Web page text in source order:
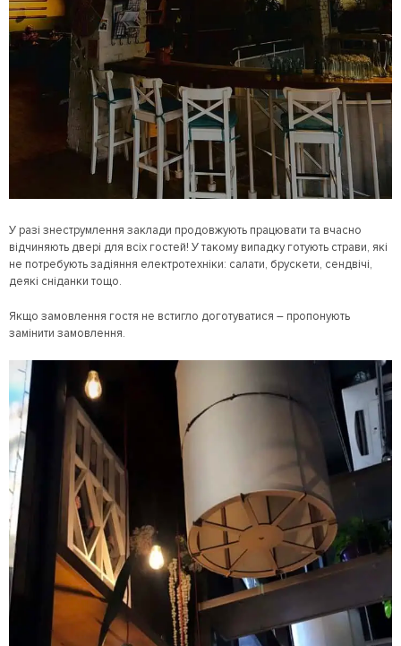
У разі знеструмлення заклади продовжують працювати та вчасно
відчиняють двері для всіх гостей! У такому випадку готують страви, які
не потребують задіяння електротехніки: салати, брускети, сендвічі,
деякі сніданки тощо.
Якщо замовлення гостя не встигло доготуватися – пропонують
замінити замовлення.